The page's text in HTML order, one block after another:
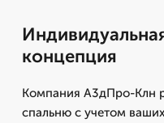
концепция
Компания А3дПро-Клн
спальню с учетом